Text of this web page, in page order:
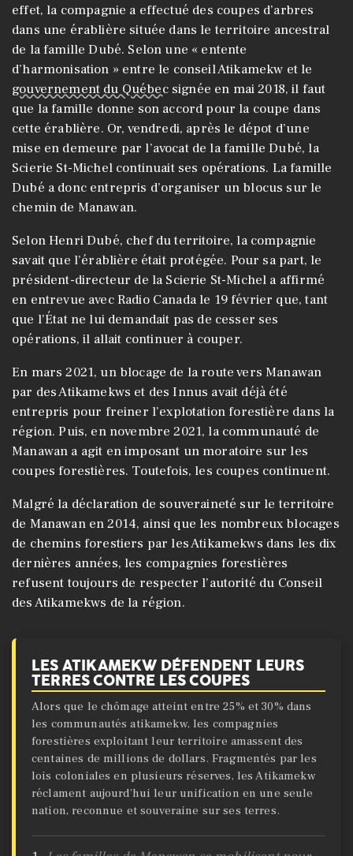
effet, la compagnie a effectué des coupes d’arbres
dans une érablière située dans le territoire ancestral
de la famille Dubé. Selon une « entente
d’harmonisation » entre le conseil Atikamekw et le
gouvernement du Québecsignée en mai 2018, il faut
que la famille donne son accord pour la coupe dans
cette érablière. Or, vendredi, après le dépot d’une
mise en demeure par l’avocat de la famille Dubé, la
Scierie St-Michel continuait ses opérations. La famille
Dubé a donc entrepris d’organiser un blocus sur le
chemin de Manawan.
Selon Henri Dubé, chef du territoire, la compagnie
savait que l’érablière était protégée. Pour sa part, le
président-directeur de la Scierie St-Michel a affirmé
en entrevue avec Radio Canada le 19 février que, tant
que l’État ne lui demandait pas de cesser ses
opérations, il allait continuer à couper.
En mars 2021, un blocage de la route vers Manawan
par des Atikamekws et des Innus avait déjà été
entrepris pour freiner l’explotation forestière dans la
région. Puis, en novembre 2021, la communauté de
Manawan a agit en imposant un moratoire sur les
coupes forestières. Toutefois, les coupes continuent.
Malgré la déclaration de souveraineté sur le territoire
de Manawan en 2014, ainsi que les nombreux blocages
de chemins forestiers par les Atikamekws dans les dix
dernières années, les compagnies forestières
refusent toujours de respecter l’autorité du Conseil
des Atikamekws de la région.
LES ATIKAMEKW DÉFENDENT LEURS
TERRES CONTRE LES COUPES
Alors que le chômage atteint entre 25% et 30% dans
les communautés atikamekw, les compagnies
forestières exploitant leur territoire amassent des
centaines de millions de dollars. Fragmentés par les
lois coloniales en plusieurs réserves, les Atikamekw
réclament aujourd’hui leur unification en une seule
nation, reconnue et souveraine sur ses terres.